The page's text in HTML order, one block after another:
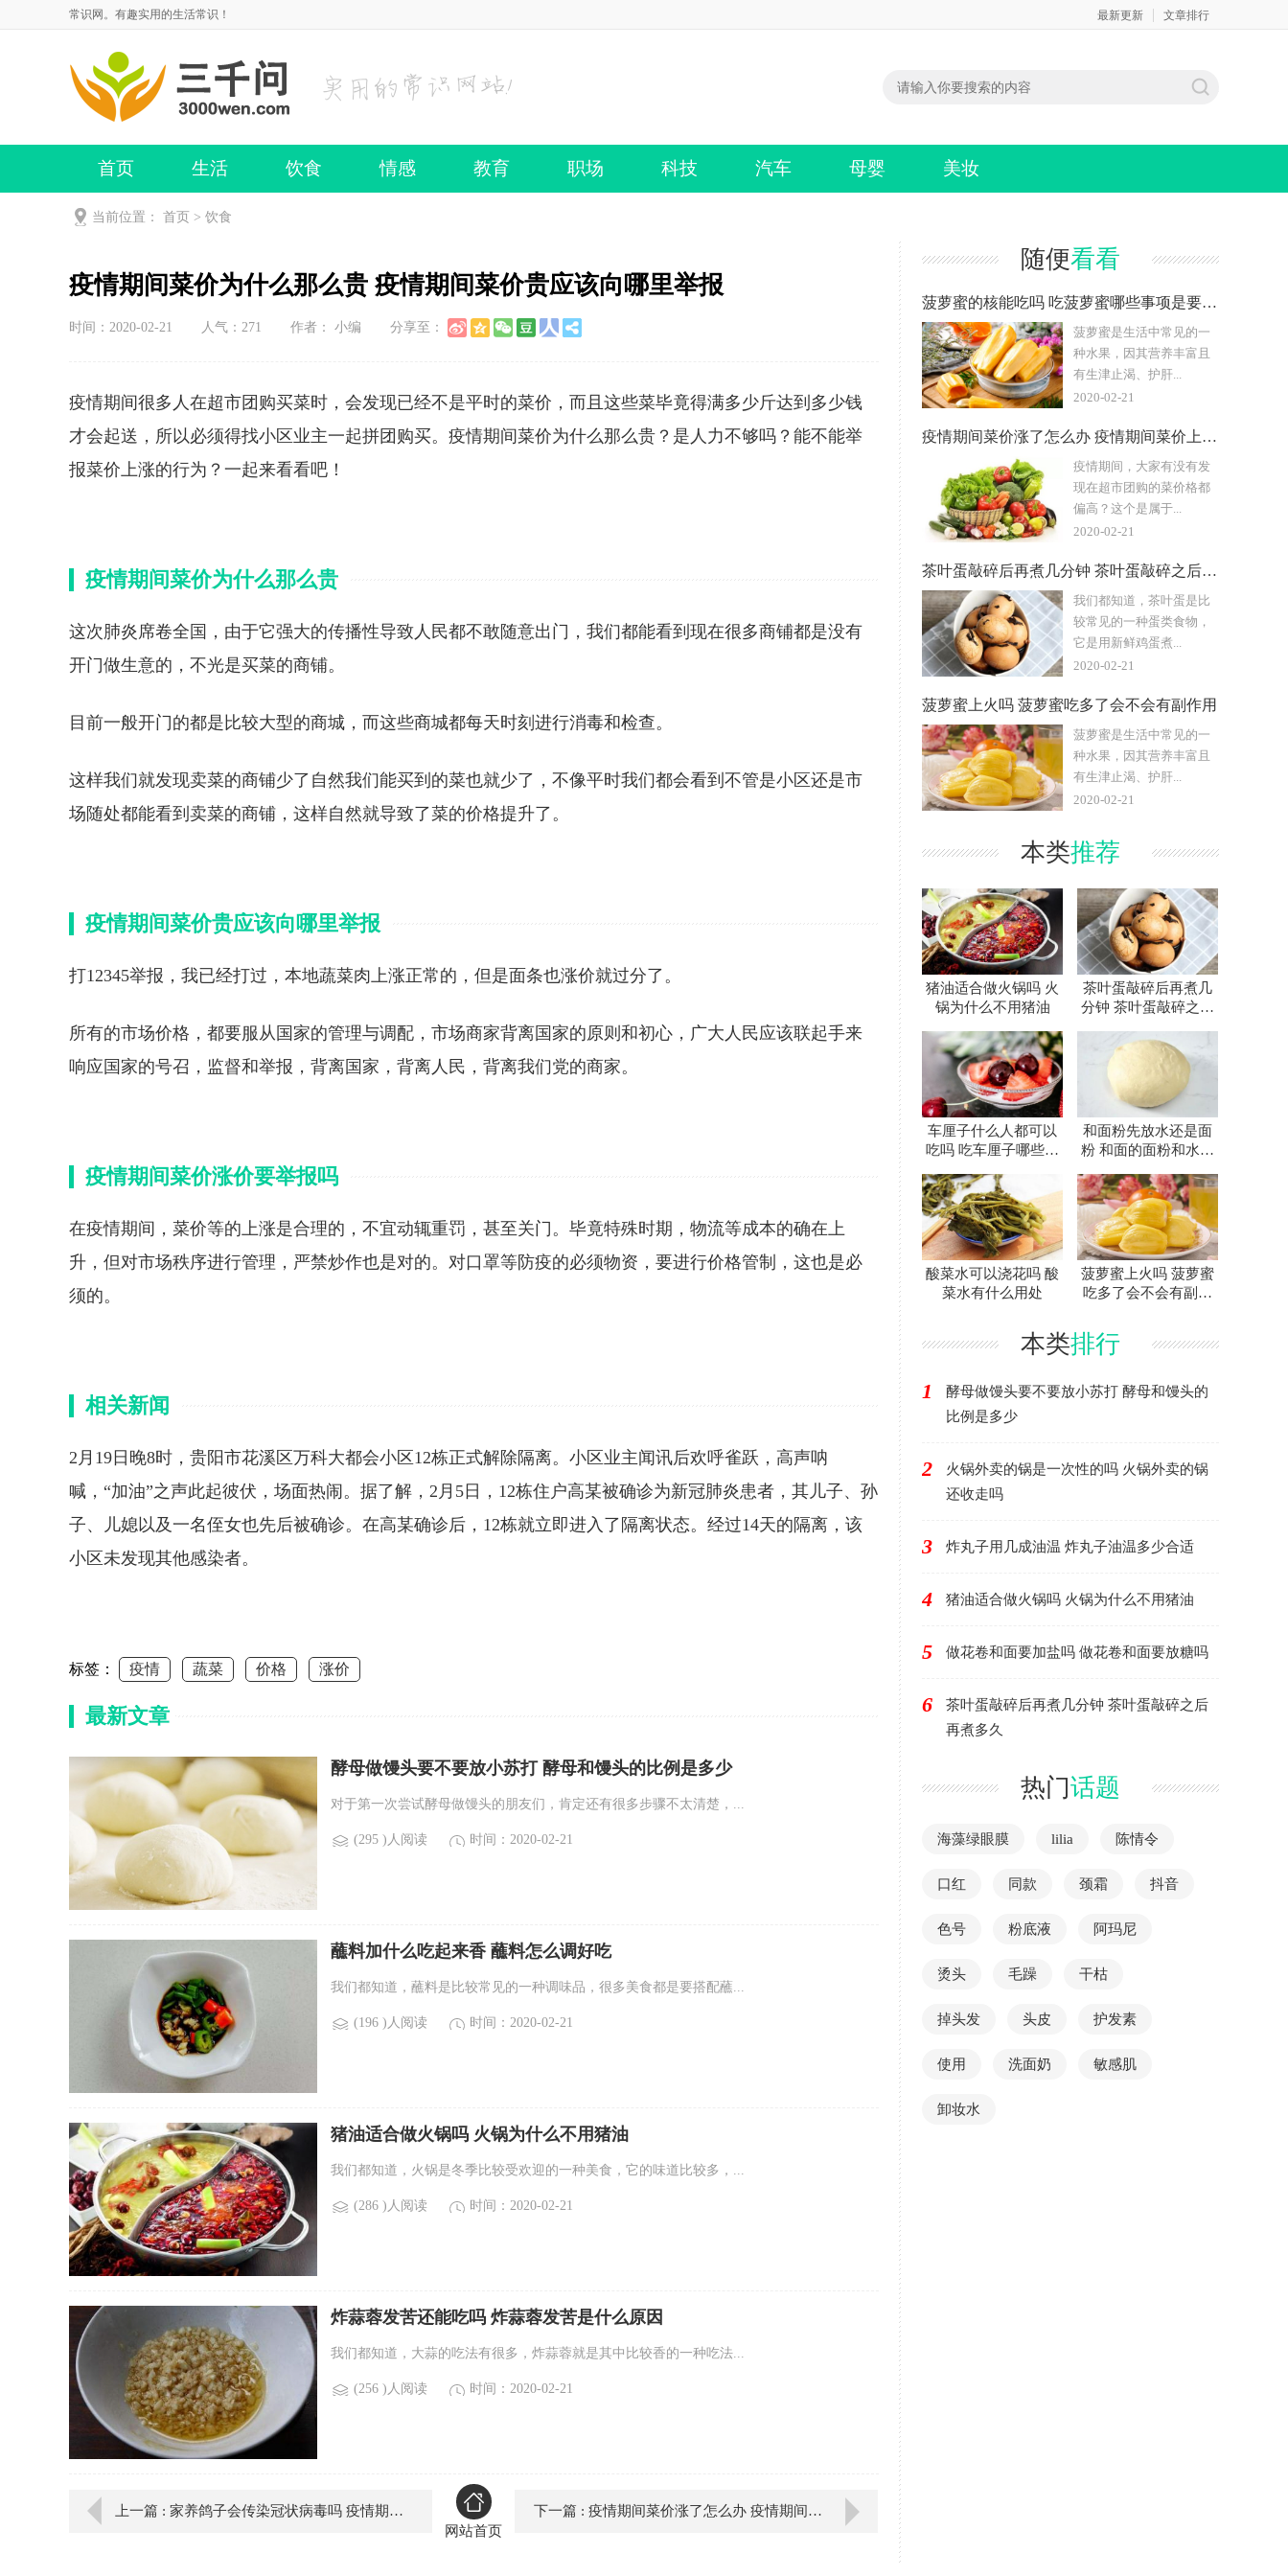
常识网。有趣实用的生活常识！ 最新更新 文章排行
首页 生活 饮食 情感 教育 职场 科技 汽车 母婴 美妆
当前位置： 首页 > 饮食
疫情期间菜价为什么那么贵 疫情期间菜价贵应该向哪里举报
时间：2020-02-21 人气： 271 作者： 小编 分享至：
疫情期间很多人在超市团购买菜时，会发现已经不是平时的菜价，而且这些菜毕竟得满多少斤达到多少钱
才会起送，所以必须得找小区业主一起拼团购买。疫情期间菜价为什么那么贵？是人力不够吗？能不能举
报菜价上涨的行为？一起来看看吧！
疫情期间菜价为什么那么贵
这次肺炎席卷全国，由于它强大的传播性导致人民都不敢随意出门，我们都能看到现在很多商铺都是没有
开门做生意的，不光是买菜的商铺。
目前一般开门的都是比较大型的商城，而这些商城都每天时刻进行消毒和检查。
这样我们就发现卖菜的商铺少了自然我们能买到的菜也就少了，不像平时我们都会看到不管是小区还是市
场随处都能看到卖菜的商铺，这样自然就导致了菜的价格提升了。
疫情期间菜价贵应该向哪里举报
打12345举报，我已经打过，本地蔬菜肉上涨正常的，但是面条也涨价就过分了。
所有的市场价格，都要服从国家的管理与调配，市场商家背离国家的原则和初心，广大人民应该联起手来
响应国家的号召，监督和举报，背离国家，背离人民，背离我们党的商家。
疫情期间菜价涨价要举报吗
在疫情期间，菜价等的上涨是合理的，不宜动辄重罚，甚至关门。毕竟特殊时期，物流等成本的确在上
升，但对市场秩序进行管理，严禁炒作也是对的。对口罩等防疫的必须物资，要进行价格管制，这也是必
须的。
相关新闻
2月19日晚8时，贵阳市花溪区万科大都会小区12栋正式解除隔离。小区业主闻讯后欢呼雀跃，高声呐
喊，“加油”之声此起彼伏，场面热闹。据了解，2月5日，12栋住户高某被确诊为新冠肺炎患者，其儿子、孙
子、儿媳以及一名侄女也先后被确诊。在高某确诊后，12栋就立即进入了隔离状态。经过14天的隔离，该
小区未发现其他感染者。
标签： 疫情 蔬菜 价格 涨价
最新文章
酵母做馒头要不要放小苏打 酵母和馒头的比例是多少
对于第一次尝试酵母做馒头的朋友们，肯定还有很多步骤不太清楚，...
(295 )人阅读 时间：2020-02-21
蘸料加什么吃起来香 蘸料怎么调好吃
我们都知道，蘸料是比较常见的一种调味品，很多美食都是要搭配蘸...
(196 )人阅读 时间：2020-02-21
猪油适合做火锅吗 火锅为什么不用猪油
我们都知道，火锅是冬季比较受欢迎的一种美食，它的味道比较多，...
(286 )人阅读 时间：2020-02-21
炸蒜蓉发苦还能吃吗 炸蒜蓉发苦是什么原因
我们都知道，大蒜的吃法有很多，炸蒜蓉就是其中比较香的一种吃法...
(256 )人阅读 时间：2020-02-21
上一篇 : 家养鸽子会传染冠状病毒吗 疫情期间能不能吃鸽子
网站首页
下一篇 : 疫情期间菜价涨了怎么办 疫情期间菜价上涨可以举报吗
随便看看
菠萝蜜的核能吃吗 吃菠萝蜜哪些事项是要注意的
菠萝蜜是生活中常见的一
种水果，因其营养丰富且
有生津止渴、护肝...
2020-02-21
疫情期间菜价涨了怎么办 疫情期间菜价上涨可以举报吗
疫情期间，大家有没有发
现在超市团购的菜价格都
偏高？这个是属于...
2020-02-21
茶叶蛋敲碎后再煮几分钟 茶叶蛋敲碎之后再煮多久
我们都知道，茶叶蛋是比
较常见的一种蛋类食物，
它是用新鲜鸡蛋煮...
2020-02-21
菠萝蜜上火吗 菠萝蜜吃多了会不会有副作用
菠萝蜜是生活中常见的一
种水果，因其营养丰富且
有生津止渴、护肝...
2020-02-21
本类推荐
猪油适合做火锅吗 火
锅为什么不用猪油
茶叶蛋敲碎后再煮几
分钟 茶叶蛋敲碎之后
车厘子什么人都可以
吃吗 吃车厘子哪些事
和面粉先放水还是面
粉 和面的面粉和水先
酸菜水可以浇花吗 酸
菜水有什么用处
菠萝蜜上火吗 菠萝蜜
吃多了会不会有副作
本类排行
1
酵母做馒头要不要放小苏打 酵母和馒头的
比例是多少
2
火锅外卖的锅是一次性的吗 火锅外卖的锅
还收走吗
3 炸丸子用几成油温 炸丸子油温多少合适
4 猪油适合做火锅吗 火锅为什么不用猪油
5 做花卷和面要加盐吗 做花卷和面要放糖吗
6
茶叶蛋敲碎后再煮几分钟 茶叶蛋敲碎之后
再煮多久
热门话题
海藻绿眼膜 lilia 陈情令
口红 同款 颈霜 抖音
色号 粉底液 阿玛尼
烫头 毛躁 干枯
掉头发 头皮 护发素
使用 洗面奶 敏感肌
卸妆水